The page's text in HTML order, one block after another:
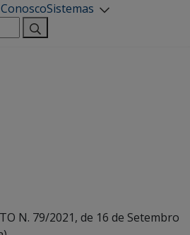
Sistemas
N. 79/2021, de 16 de Setembro